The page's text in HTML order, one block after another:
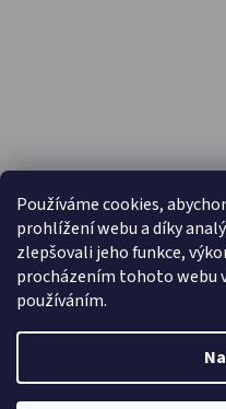
Používáme cookies,
prohlížení webu a díky
zlepšovali jeho funkce,
procházením tohoto webu
používáním.
PŘIJÍMÁME